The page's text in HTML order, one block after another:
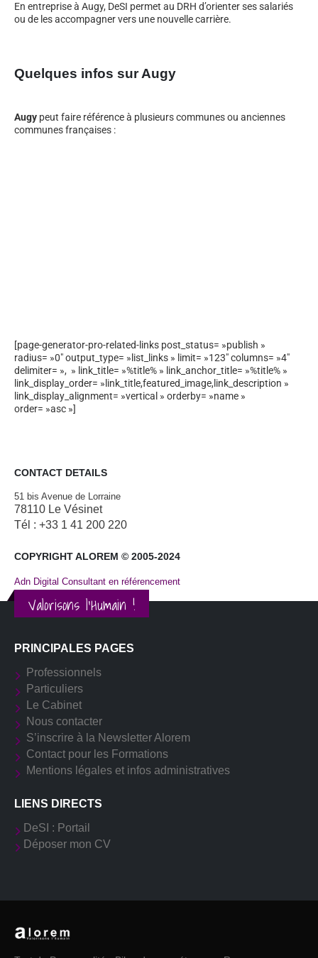
En entreprise à Augy, DeSI permet au DRH d’orienter ses salariés
ou de les accompagner vers une nouvelle carrière.
Quelques infos sur Augy
Augy peut faire référence à plusieurs communes ou anciennes
communes françaises :
[page-generator-pro-related-links post_status= »publish »
radius= »0″ output_type= »list_links » limit= »123″ columns= »4″
delimiter= », » link_title= »%title% » link_anchor_title= »%title% »
link_display_order= »link_title,featured_image,link_description »
link_display_alignment= »vertical » orderby= »name »
order= »asc »]
CONTACT DETAILS
51 bis Avenue de Lorraine
78110 Le Vésinet
Tél : +33 1 41 200 220
COPYRIGHT ALOREM © 2005-2024
Adn Digital Consultant en référencement
Valorisons l'Humain !
PRINCIPALES PAGES
Professionnels
Particuliers
Le Cabinet
Nous contacter
S’inscrire à la Newsletter Alorem
Contact pour les Formations
Mentions légales et infos administratives
LIENS DIRECTS
DeSI : Portail
Déposer mon CV